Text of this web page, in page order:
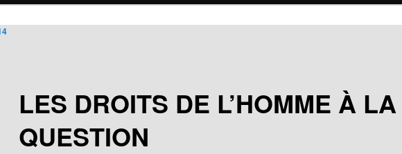
LES DROITS DE L’HOMME À LA
QUESTION